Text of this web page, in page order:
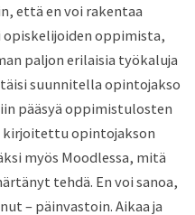
että en voi rakentaa
opiskelijoiden oppimista,
paljon erilaisia työkaluja
suunnitella opintojakso
pääsyä oppimistulosten
kirjoitettu opintojakson
myös Moodlessa, mitä
tehdä. En voi sanoa,
– päinvastoin. Aikaa ja